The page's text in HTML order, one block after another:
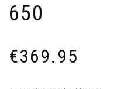
650
€369.95